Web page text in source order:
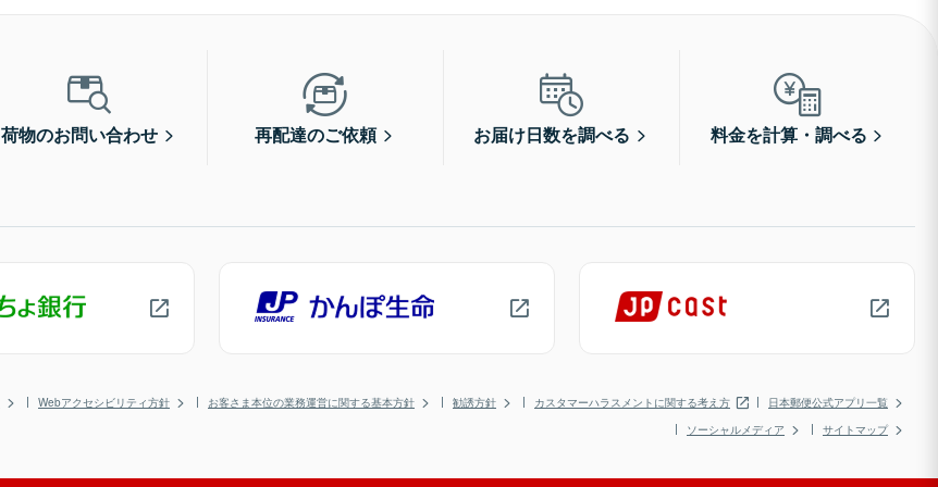
荷物のお問い合わせ 再配達のご依頼 お届け日数を調べる 料金を計算・調べる
Webアクセシビリティ方針 お客さま本位の業務運営に関する基本方針 勧誘方針 カスタマーハラスメントに関する考え方
日本郵便公式アプリ一覧
ソーシャルメディア
サイトマップ